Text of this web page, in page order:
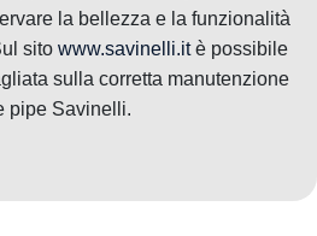
la bellezza e la funzionalità
sito www.savinelli.itè possibile
sulla corretta manutenzione
pipe Savinelli.